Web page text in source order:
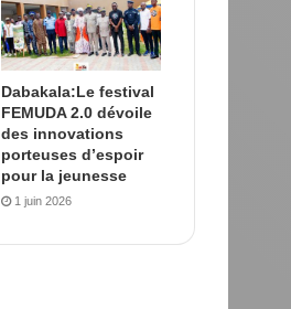
Dabakala:Le festival
FEMUDA 2.0 dévoile
des innovations
porteuses d’espoir
pour la jeunesse
1 juin 2026